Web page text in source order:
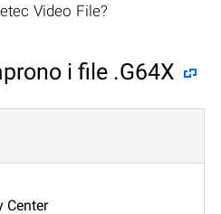
Video File?
i file .G64X
Center